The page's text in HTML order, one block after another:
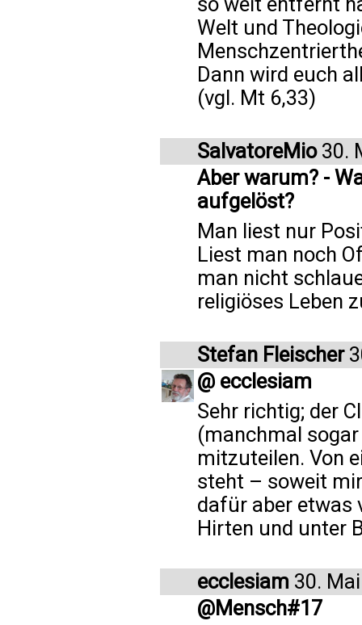
Welt und
Dann wird euch
(vgl. Mt 6,33)
SalvatoreMio30.
Aber warum? -
aufgelöst?
Man liest nur
Liest man noch
man nicht
religiöses Leben
Stefan Fleischer
@ ecclesiam
Sehr richtig; der
(manchmal
mitzuteilen. Von
steht – soweit
dafür aber etwas
Hirten und unter
ecclesiam 30.
@Mensch#17